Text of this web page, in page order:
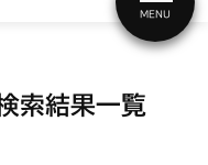
MENU
索結果一覧